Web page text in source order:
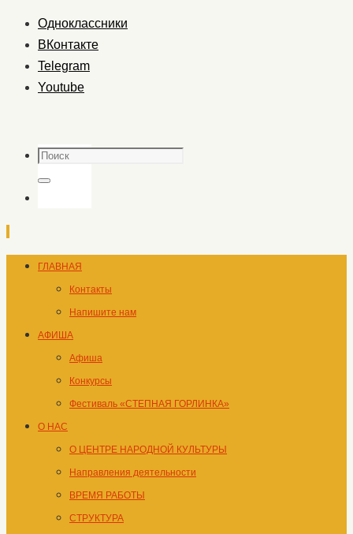
Одноклассники
ВКонтакте
Telegram
Youtube
Поиск
Поиск
Перейти
содержимому
ГЛАВНАЯ
Контакты
Напишите нам
АФИША
Афиша
Конкурсы
Фестиваль «СТЕПНАЯ ГОРЛИНКА»
О НАС
О ЦЕНТРЕ НАРОДНОЙ КУЛЬТУРЫ
Направления деятельности
ВРЕМЯ РАБОТЫ
СТРУКТУРА